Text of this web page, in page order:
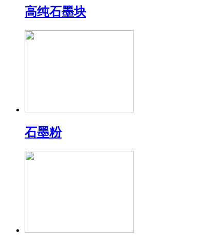
高纯石墨块
石墨粉